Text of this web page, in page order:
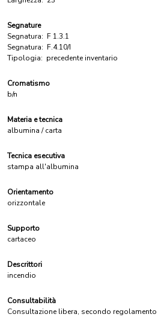
Segnature
Segnatura: F 1.3.1
Segnatura: F.4.10/I
Tipologia: precedente inventario
Cromatismo
b/n
Materia e tecnica
albumina / carta
Tecnica esecutiva
stampa all'albumina
Orientamento
orizzontale
Supporto
cartaceo
Descrittori
incendio
Consultabilità
Consultazione libera, secondo regolamento